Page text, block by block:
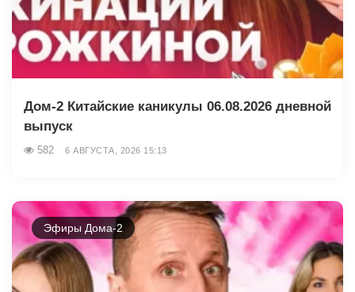
Дом-2 Китайские каникулы 06.08.2026 дневной
выпуск
582 6 АВГУСТА, 2026 15:13
Эфиры Дома-2